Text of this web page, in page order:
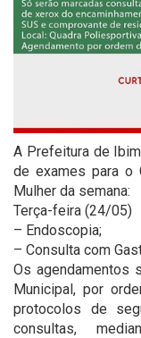
A Prefeitura de
de exames para o
Mulher da semana:
Terça-feira (24/05)
– Endoscopia;
– Consulta com
Os agendamentos
Municipal, por
protocolos de
consultas,